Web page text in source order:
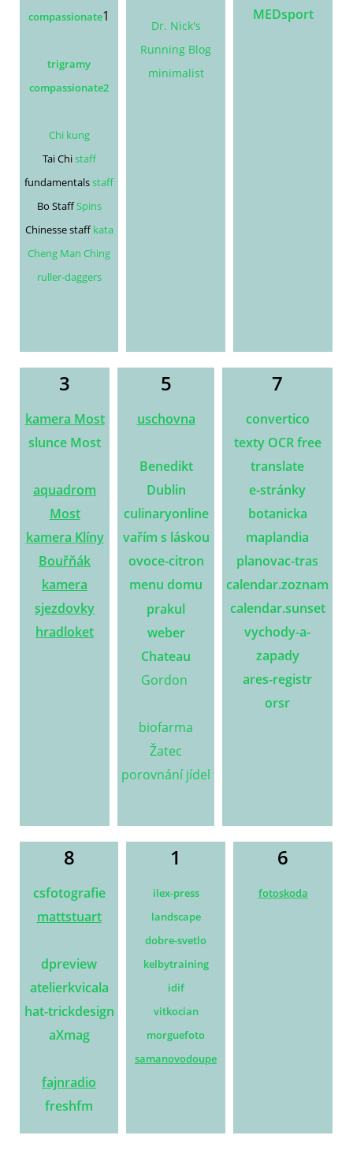
compassionate1
trigramy
compassionate2
Chi kung
Tai Chistaff
fundamentalsstaff
Bo StaffSpins
Chinesse staffkata
Cheng Man Ching
ruller-daggers
Dr. Nick's
Running Blog
minimalist
MEDsport
3
kamera Most
slunce Most
aquadrom
Most
kamera Klíny
Bouřňák
kamera
sjezdovky
hradloket
5
uschovna
Benedikt
Dublin
culinaryonline
vařím s láskou
ovoce-citron
menu domu
prakul
weber
Chateau
Gordon
biofarma
Žatec
porovnání jídel
7
convertico
texty OCR free
translate
e-stránky
botanicka
maplandia
planovac-tras
calendar.zoznam
calendar.sunset
vychody-a-
zapady
ares-registr
orsr
8
csfotografie
mattstuart
dpreview
atelierkvicala
hat-trickdesign
aXmag
fajnradio
freshfm
1
ilex-press
landscape
dobre-svetlo
kelbytraining
idif
vitkocian
morguefoto
samanovodoupe
6
fotoskoda